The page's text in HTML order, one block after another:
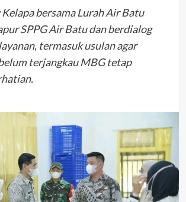
Kelapa bersama Lurah Air Batu
SPPG Air Batu dan berdialog
termasuk usulan agar
terjangkau MBG tetap